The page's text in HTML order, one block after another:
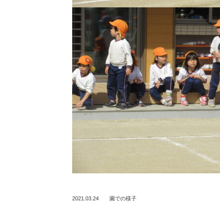
2021.03.24 園での様子